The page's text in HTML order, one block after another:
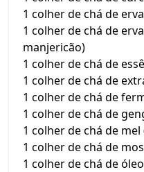
1 colher de chá de
1 colher de chá de
manjericão)
1 colher de chá de
1 colher de chá de
1 colher de chá de
1 colher de chá de
1 colher de chá de
1 colher de chá de
1 colher de chá de